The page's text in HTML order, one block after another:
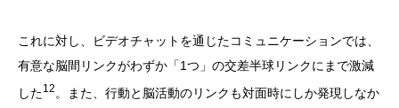
これに対し、ビデオチャットを通じたコミュニケーションでは、
有意な脳間リンクがわずか「1つ」の交差半球リンクにまで激減
した12 。また、行動と脳活動のリンクも対面時にしか発現しなか